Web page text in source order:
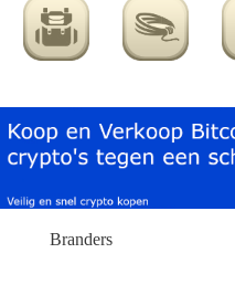
Branders